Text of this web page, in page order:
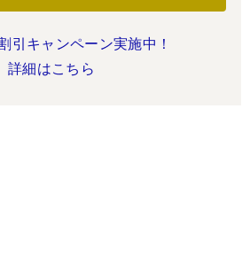
引キャンペーン実施中！
詳細はこちら